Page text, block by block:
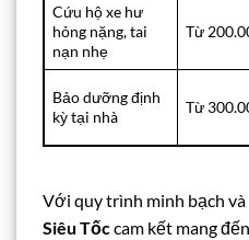
Cứu hộ xe hư
hỏng nặng, tai
nạn nhẹ
Từ
Bảo dưỡng định
kỳ tại nhà
Từ
Với quy trình minh bạch
Siêu Tốccam kết mang